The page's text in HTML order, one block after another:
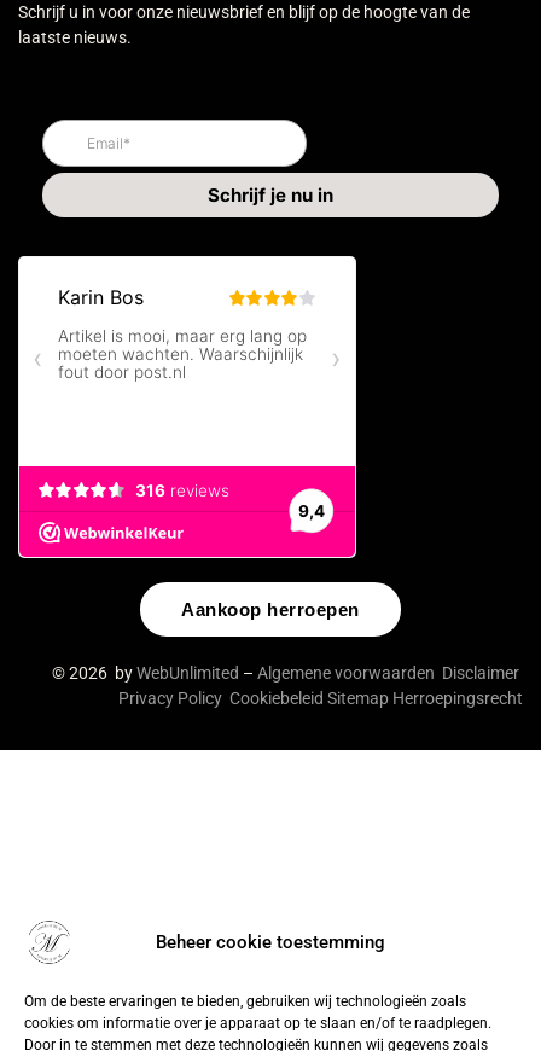
Beheer cookie toestemming
Om de beste ervaringen te bieden, gebruiken wij technologieën zoals
cookies om informatie over je apparaat op te slaan en/of te raadplegen.
Door in te stemmen met deze technologieën kunnen wij gegevens zoals
Schrijf u in voor onze nieuwsbrief en blijf op de hoogte van de
laatste nieuws.
Aankoop herroepen
© 2026 byWebUnlimited – Algemene voorwaarden Disclaimer
Privacy Policy Cookiebeleid Sitemap Herroepingsrecht